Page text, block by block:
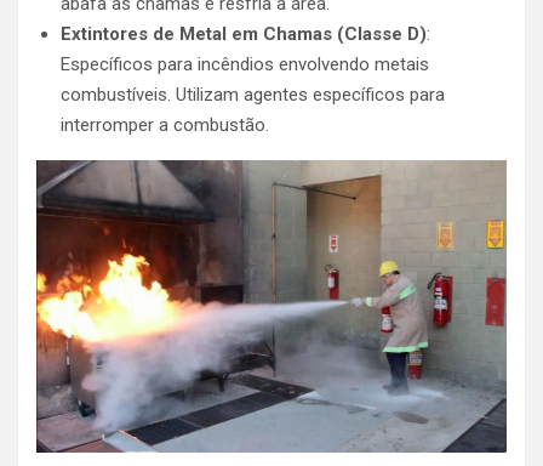
Extintores de Metal em Chamas (Classe D):
Específicos para incêndios envolvendo metais
combustíveis. Utilizam agentes específicos para
interromper a combustão.